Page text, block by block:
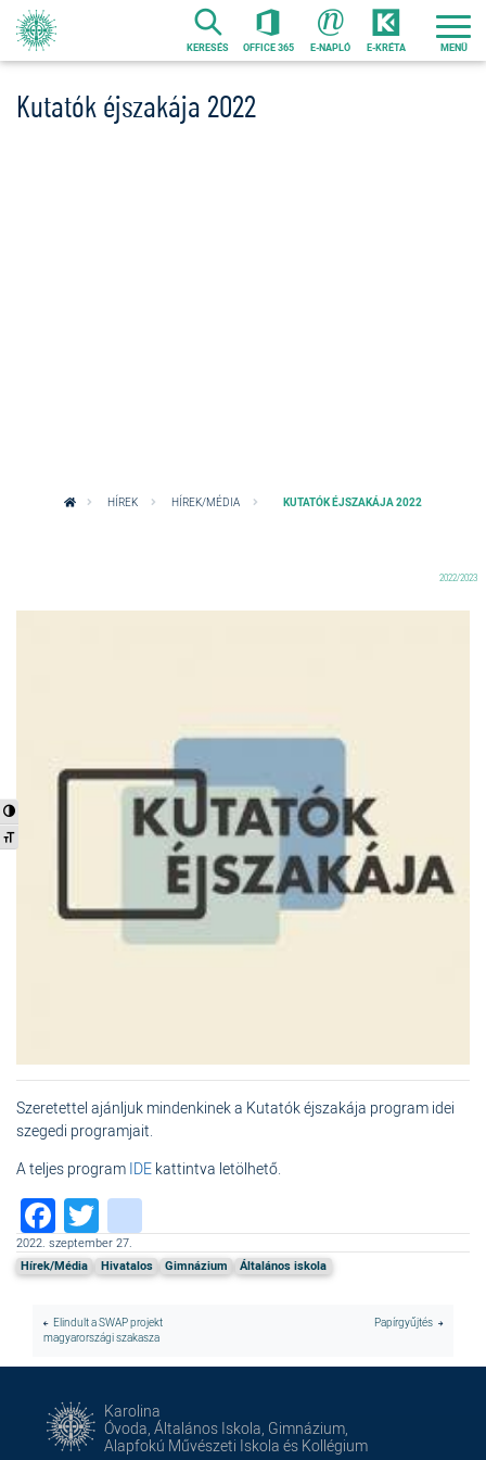
Ugrás
a
tartalomra
Nagy kontraszt váltása
Betűméret váltása
KERESÉS OFFICE 365 E-NAPLÓ E-KRÉTA
Kutatók éjszakája 2022
HÍREK HÍREK/MÉDIA KUTATÓK ÉJSZAKÁJA 2022
2022/2023
Szeretettel ajánljuk mindenkinek a Kutatók éjszakája program idei
szegedi programjait.
A teljes program IDE kattintva letölhető.
Facebook
Twitter
2022. szeptember 27.
Hírek/Média Hivatalos Gimnázium Általános iskola
Elindult a SWAP projekt
magyarországi szakasza
Papírgyűjtés
Karolina
Óvoda, Általános Iskola, Gimnázium,
Alapfokú Művészeti Iskola és Kollégium